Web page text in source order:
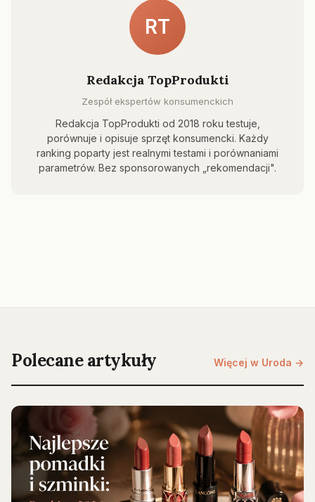
RT
Redakcja TopProdukti
Zespół ekspertów konsumenckich
Redakcja TopProdukti od 2018 roku testuje,
porównuje i opisuje sprzęt konsumencki. Każdy
ranking poparty jest realnymi testami i porównaniami
parametrów. Bez sponsorowanych „rekomendacji".
Polecane artykuły Więcej w Uroda →